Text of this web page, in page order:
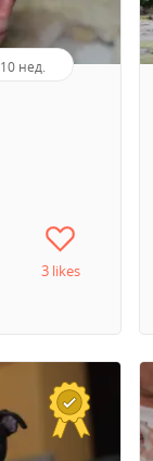
10 нед.
3 likes